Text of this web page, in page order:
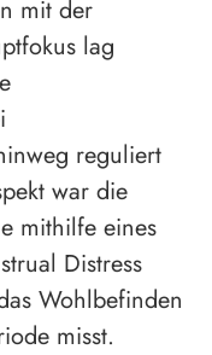
mit der
lag
reguliert
war die
mithilfe eines
Distress
Wohlbefinden
misst.